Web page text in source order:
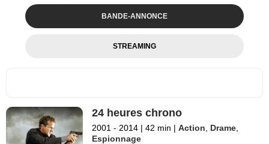
BANDE-ANNONCE
STREAMING
24 heures chrono
2001 - 2014 | 42 min | Action Drame
Espionnage